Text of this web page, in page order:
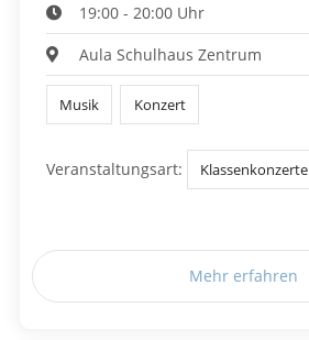
19:00 - 20:00 Uhr
Aula Schulhaus Zentrum
Musik Konzert
Veranstaltungsart: Klassenkonzerte
Mehr erfahren